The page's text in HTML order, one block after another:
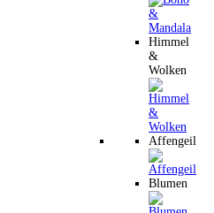
Himmel
&
Wolken
Affengeil
Blumen